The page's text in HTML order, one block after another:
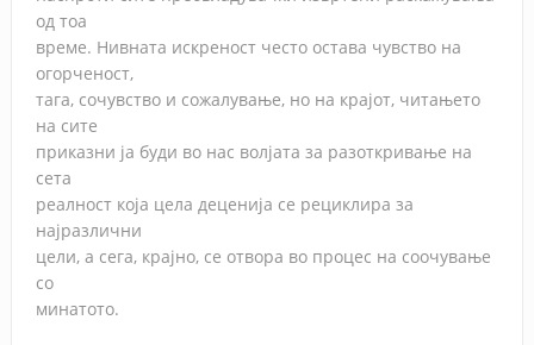
од тоа
време. Нивната искреност често остава чувство на
огорченост,
тага, сочувство и сожалување, но на крајот, читањето
на сите
приказни ја буди во нас волјата за разоткривање на
сета
реалност која цела деценија се рециклира за
најразлични
цели, а сега, крајно, се отвора во процес на соочување
со
минатото.